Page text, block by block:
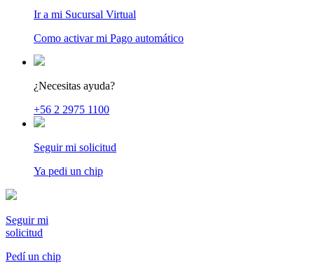
Ir a mi Sucursal Virtual
Como activar mi Pago automático
¿Necesitas ayuda?
+56 2 2975 1100
Seguir mi solicitud
Ya pedi un chip
Seguir mi
solicitud
Pedí un chip